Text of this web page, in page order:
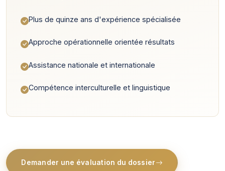
Plus de quinze ans d'expérience spécialisée
Approche opérationnelle orientée résultats
Assistance nationale et internationale
Compétence interculturelle et linguistique
Demander une évaluation du dossier